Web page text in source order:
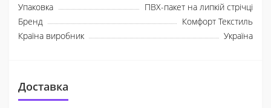
Упаковка
ПВХ-пакет на липкій стрічці
Бренд
Комфорт Текстиль
Країна виробник
Україна
Доставка